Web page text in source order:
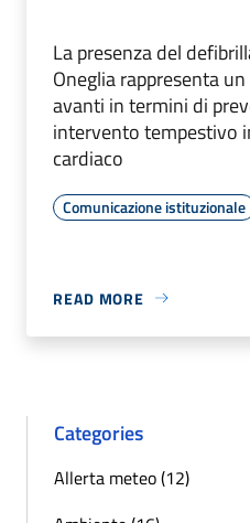
La presenza del
Oneglia rappresenta
avanti in termini di
intervento tempestivo
cardiaco
Comunicazione istituzionale
READ MORE
Categories
Allerta meteo (12)